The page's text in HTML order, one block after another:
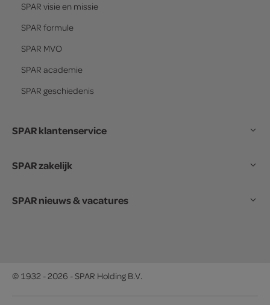
SPAR visie en missie
SPAR formule
SPAR MVO
SPAR academie
SPAR geschiedenis
SPAR klantenservice
SPAR zakelijk
SPAR nieuws & vacatures
© 1932 - 2026 - SPAR Holding B.V.